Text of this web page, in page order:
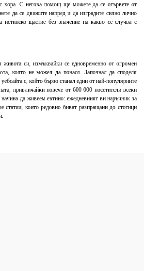
хора. С негова помощ ще можете да се отървете от
да се движите напред и да изградите силно лично
истинско щастие без значение на какво се случва с
си, измъквайки се едновременно от огромен
която не можел да понася. Започнал да споделя
с, който бързо станал един от най-популярните
привличайки повече от 600 000 посетители всеки
да живеем евтино: ежедневният ви наръчник за
статии, които редовно биват разпращани до стотици